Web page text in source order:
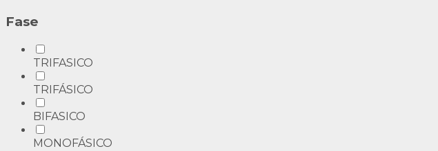
Fase
TRIFASICO
TRIFÁSICO
BIFASICO
MONOFÁSICO